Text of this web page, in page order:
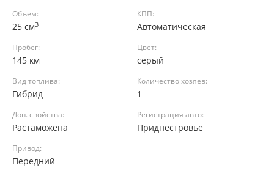
Объём:
25 см3
КПП:
Автоматическая
Пробег:
145 км
Цвет:
серый
Вид топлива:
Гибрид
Количество хозяев:
1
Доп. свойства:
Растаможена
Регистрация авто:
Приднестровье
Привод:
Передний